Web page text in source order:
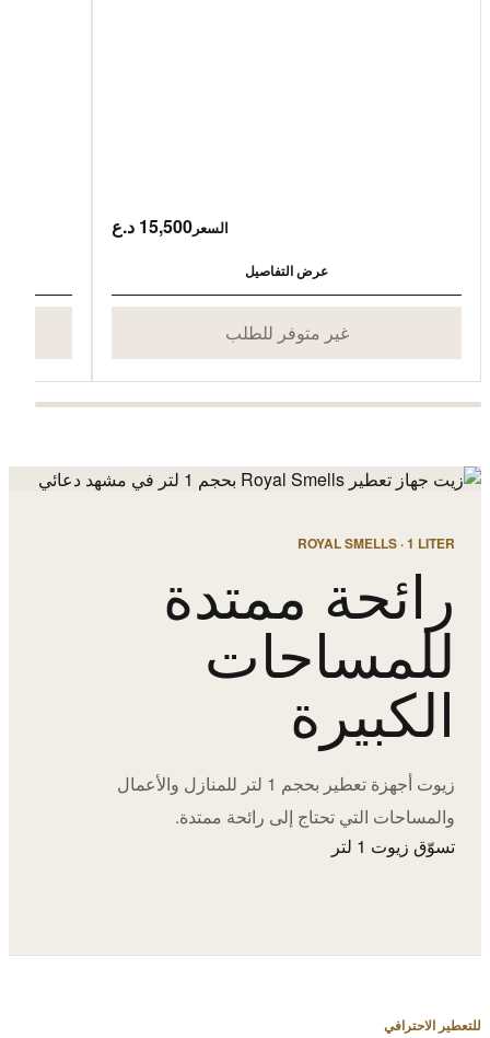
السعر 15,500 د.ع
عرض التفاصيل
غير متوفر للطلب
ROYAL SMELLS · 1 LITER
رائحة ممتدة
للمساحات
الكبيرة
زيوت أجهزة تعطير بحجم 1 لتر للمنازل والأعمال
والمساحات التي تحتاج إلى رائحة ممتدة.
تسوّق زيوت 1 لتر
للتعطير الاحترافي